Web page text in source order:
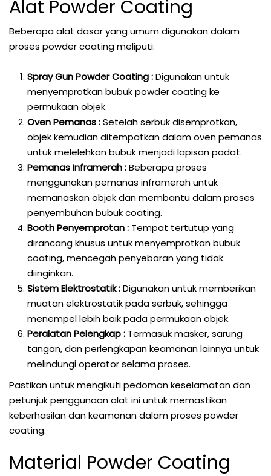
Alat Powder Coating
Beberapa alat dasar yang umum digunakan dalam
proses powder coating meliputi:
Spray Gun Powder Coating :Digunakan untuk
menyemprotkan bubuk powder coating ke
permukaan objek.
Oven Pemanas :Setelah serbuk disemprotkan,
objek kemudian ditempatkan dalam oven pemanas
untuk melelehkan bubuk menjadi lapisan padat.
Pemanas Inframerah :Beberapa proses
menggunakan pemanas inframerah untuk
memanaskan objek dan membantu dalam proses
penyembuhan bubuk coating.
Booth Penyemprotan : Tempat tertutup yang
dirancang khusus untuk menyemprotkan bubuk
coating, mencegah penyebaran yang tidak
diinginkan.
Sistem Elektrostatik :Digunakan untuk memberikan
muatan elektrostatik pada serbuk, sehingga
menempel lebih baik pada permukaan objek.
Peralatan Pelengkap : Termasuk masker, sarung
tangan, dan perlengkapan keamanan lainnya untuk
melindungi operator selama proses.
Pastikan untuk mengikuti pedoman keselamatan dan
petunjuk penggunaan alat ini untuk memastikan
keberhasilan dan keamanan dalam proses powder
coating.
Material Powder Coating